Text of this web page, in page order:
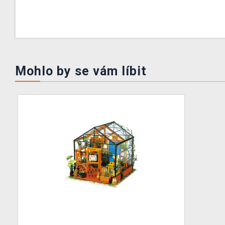
Mohlo by se vám líbit